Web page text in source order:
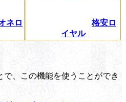
ネロ
格安ロ
イヤル
、この機能を使うことができ